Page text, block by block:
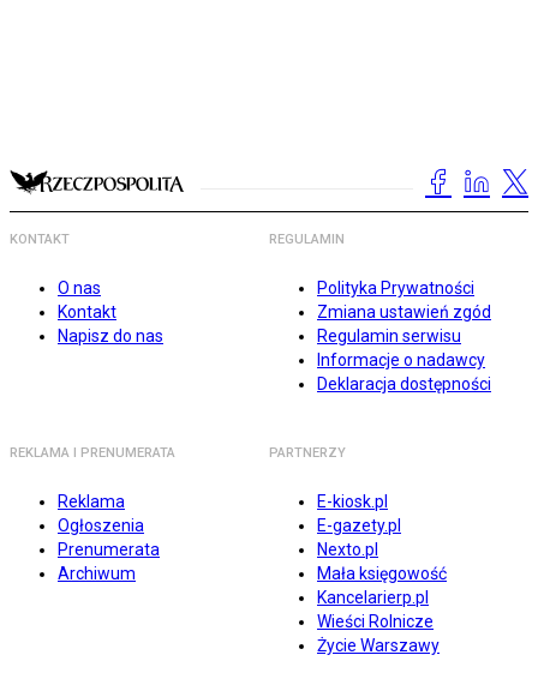
KONTAKT
O nas
Kontakt
Napisz do nas
REGULAMIN
Polityka Prywatności
Zmiana ustawień zgód
Regulamin serwisu
Informacje o nadawcy
Deklaracja dostępności
REKLAMA I PRENUMERATA
Reklama
Ogłoszenia
Prenumerata
Archiwum
PARTNERZY
E-kiosk.pl
E-gazety.pl
Nexto.pl
Mała księgowość
Kancelarierp.pl
Wieści Rolnicze
Życie Warszawy